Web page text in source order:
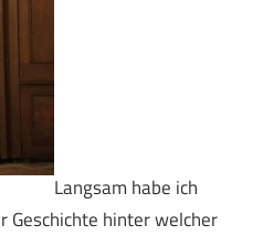
Langsam habe ich
Geschichte hinter welcher